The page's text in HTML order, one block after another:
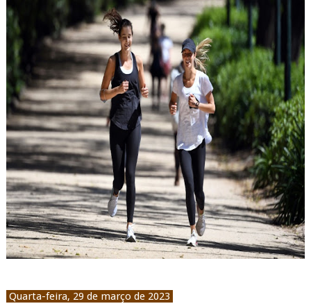
Quarta-feira, 29 de março de 2023